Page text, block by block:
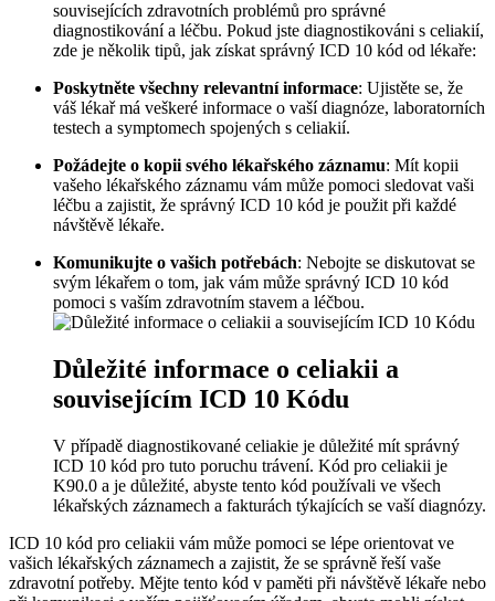
souvisejících zdravotních​ problémů pro správné
diagnostikování a léčbu. Pokud jste​ diagnostikováni ⁤s celiakií,
zde je několik tipů, jak získat správný⁢ ICD ‌10 kód od lékaře:
Poskytněte ⁤všechny relevantní informace: Ujistěte se,⁢ že
váš lékař má veškeré informace o vaší diagnóze, laboratorních
testech a symptomech spojených s celiakií.
Požádejte o‍ kopii svého lékařského⁢ záznamu: ‌Mít kopii⁢
vašeho lékařského záznamu⁣ vám může pomoci sledovat vaši
léčbu ‍a zajistit, ​že správný ICD 10 kód ⁢je použit při‍ každé
návštěvě lékaře.
Komunikujte o vašich potřebách: Nebojte se diskutovat se
svým lékařem o tom, jak ⁣vám může správný ICD 10 kód
pomoci s vaším zdravotním ‌stavem a léčbou.
Důležité‍ informace o celiakii ‍a
souvisejícím ICD 10 Kódu
V ⁣případě diagnostikované celiakie je důležité mít správný
ICD 10 kód pro tuto ⁣poruchu trávení. Kód pro ‍celiakii je⁤
K90.0 ⁤a je důležité, abyste tento kód používali ve všech
lékařských záznamech ​a fakturách​ týkajících se vaší diagnózy.
ICD⁣ 10 kód⁤ pro celiakii vám ⁣může pomoci se lépe orientovat ve
vašich lékařských záznamech a zajistit, že se správně řeší vaše
zdravotní potřeby. Mějte tento kód v paměti při návštěvě lékaře nebo